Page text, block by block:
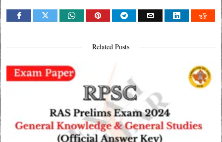
Related Posts